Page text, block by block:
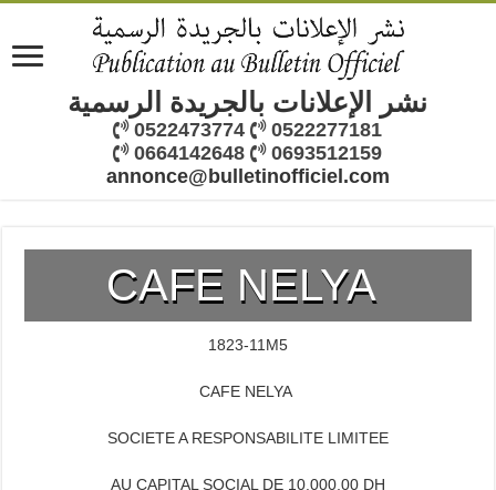
نشر الإعلانات بالجريدة الرسمية
0522473774
0522277181
0664142648
0693512159
annonce@bulletinofficiel.com
CAFE NELYA
1823-11M5
CAFE NELYA
SOCIETE A RESPONSABILITE LIMITEE
AU CAPITAL SOCIAL DE 10.000,00 DH